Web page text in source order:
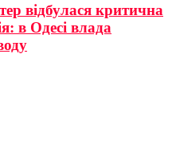
відбулася критична
в Одесі влада